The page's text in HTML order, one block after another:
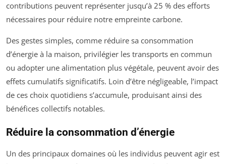
contributions peuvent représenter jusqu’à 25 % des efforts
nécessaires pour réduire notre empreinte carbone.
Des gestes simples, comme réduire sa consommation
d’énergie à la maison, privilégier les transports en commun
ou adopter une alimentation plus végétale, peuvent avoir des
effets cumulatifs significatifs. Loin d’être négligeable, l’impact
de ces choix quotidiens s’accumule, produisant ainsi des
bénéfices collectifs notables.
Réduire la consommation d’énergie
Un des principaux domaines où les individus peuvent agir est